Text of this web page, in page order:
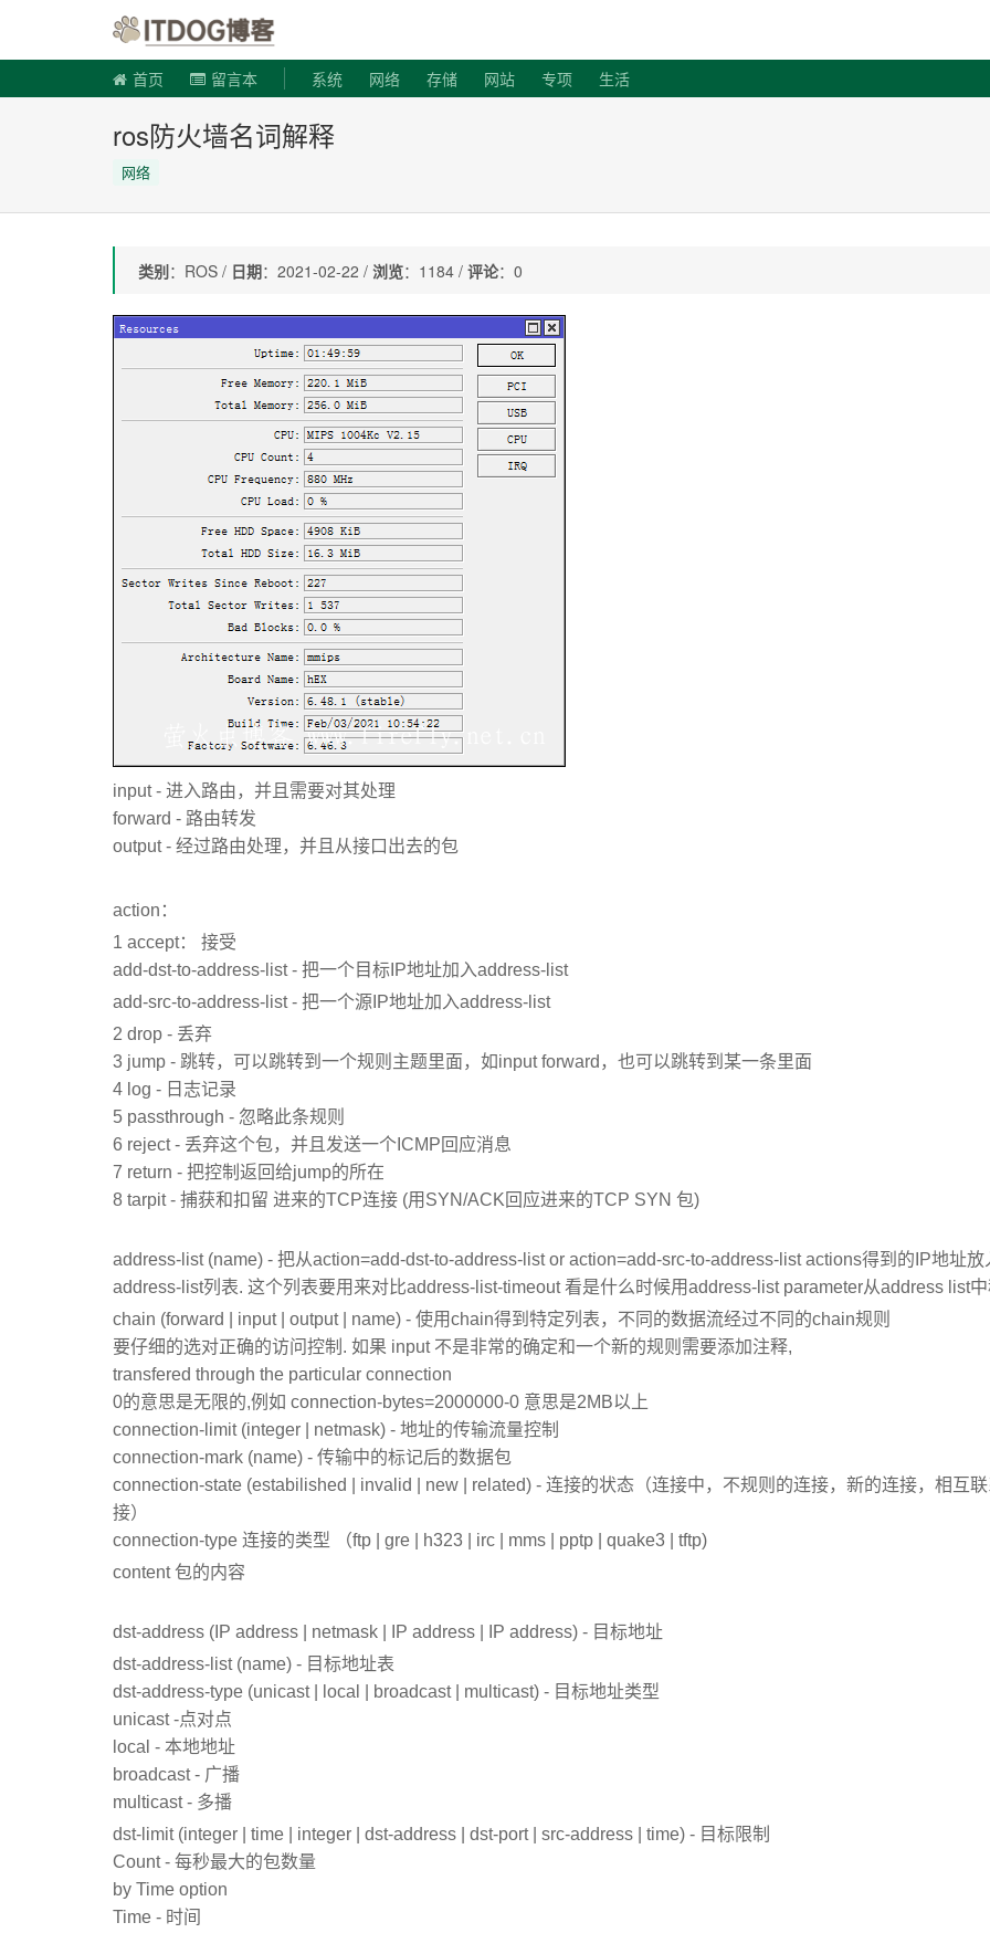
首页 留言本 系统 网络 存储 网站 专项 生活
ros防火墙名词解释
网络
类别：ROS / 日期：2021-02-22 / 浏览：1184 / 评论：0
input - 进入路由，并且需要对其处理
forward - 路由转发
output - 经过路由处理，并且从接口出去的包
action：
1 accept： 接受
add-dst-to-address-list - 把一个目标IP地址加入address-list
add-src-to-address-list - 把一个源IP地址加入address-list
2 drop - 丢弃
3 jump - 跳转，可以跳转到一个规则主题里面，如input forward，也可以跳转到某一条里面
4 log - 日志记录
5 passthrough - 忽略此条规则
6 reject - 丢弃这个包，并且发送一个ICMP回应消息
7 return - 把控制返回给jump的所在
8 tarpit - 捕获和扣留 进来的TCP连接 (用SYN/ACK回应进来的TCP SYN 包)
address-list (name) - 把从action=add-dst-to-address-list or action=add-src-to-address-list actions得到的IP地址放
address-list列表. 这个列表要用来对比address-list-timeout 看是什么时候用address-list parameter从address list
chain (forward | input | output | name) - 使用chain得到特定列表，不同的数据流经过不同的chain规则
要仔细的选对正确的访问控制. 如果 input 不是非常的确定和一个新的规则需要添加注释,
transfered through the particular connection
0的意思是无限的,例如 connection-bytes=2000000-0 意思是2MB以上
connection-limit (integer | netmask) - 地址的传输流量控制
connection-mark (name) - 传输中的标记后的数据包
connection-state (estabilished | invalid | new | related) - 连接的状态（连接中，不规则的连接，新的连接，相互
接）
connection-type 连接的类型 （ftp | gre | h323 | irc | mms | pptp | quake3 | tftp)
content 包的内容
dst-address (IP address | netmask | IP address | IP address) - 目标地址
dst-address-list (name) - 目标地址表
dst-address-type (unicast | local | broadcast | multicast) - 目标地址类型
unicast -点对点
local - 本地地址
broadcast - 广播
multicast - 多播
dst-limit (integer | time | integer | dst-address | dst-port | src-address | time) - 目标限制
Count - 每秒最大的包数量
by Time option
Time - 时间